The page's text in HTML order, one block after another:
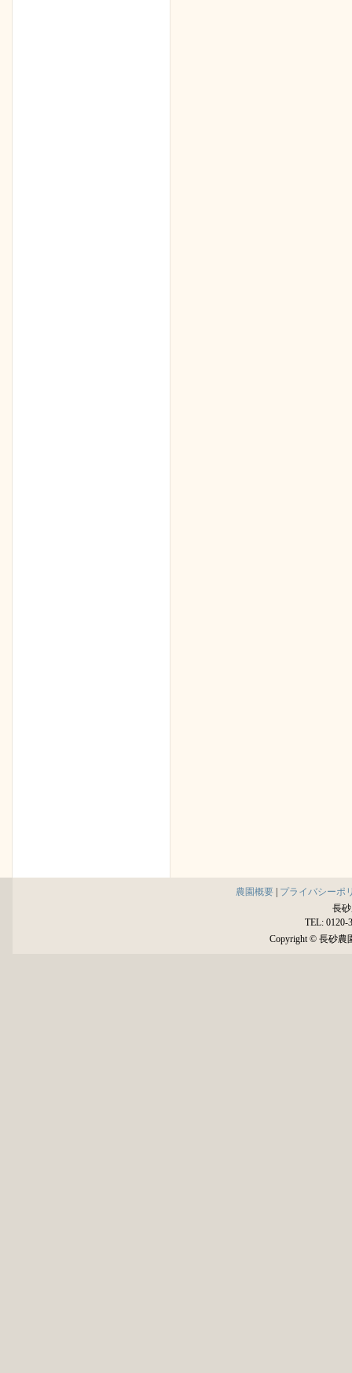
農園概要
プライバシーポ
長
TEL:
Copyright © 長砂農